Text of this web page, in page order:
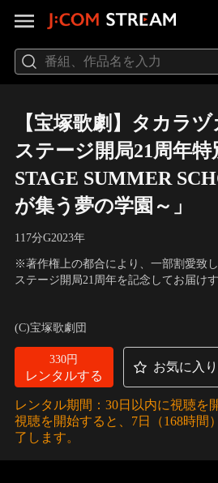
【宝塚歌劇】タカラ
ステージ開局21周年特
STAGE SUMMER
が集う夢の学園～」
117分G2023年
※著作権上の都合により、一部割愛致
ステージ開局21周年を記念してお届け
がります。
(C)宝塚歌劇団
330円
レンタルする
お気に入
レンタル期間：30日以内に視聴を
視聴を開始すると、7日（168時間
了します。